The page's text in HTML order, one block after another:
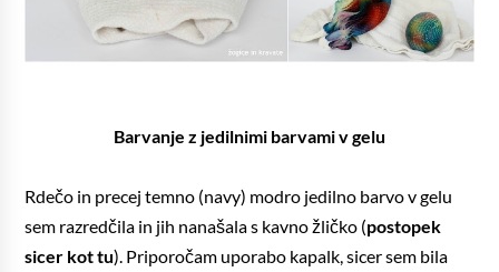
Barvanje z jedilnimi barvami v gelu
Rdečo in precej temno (navy) modro jedilno barvo v gelu
sem razredčila in jih nanašala s kavno žličko (postopek
sicer kot tu). Priporočam uporabo kapalk, sicer sem bila